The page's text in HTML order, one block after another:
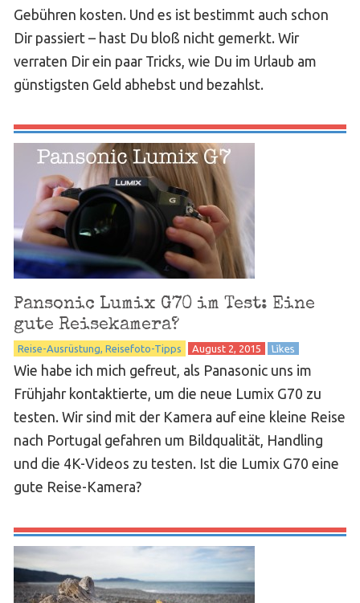
Gebühren kosten. Und es ist bestimmt auch schon
Dir passiert – hast Du bloß nicht gemerkt. Wir
verraten Dir ein paar Tricks, wie Du im Urlaub am
günstigsten Geld abhebst und bezahlst.
Pansonic Lumix G70 im Test: Eine
gute Reisekamera?
Reise-Ausrüstung Reisefoto-Tipps August 2, 2015 Likes
Wie habe ich mich gefreut, als Panasonic uns im
Frühjahr kontaktierte, um die neue Lumix G70 zu
testen. Wir sind mit der Kamera auf eine kleine Reise
nach Portugal gefahren um Bildqualität, Handling
und die 4K-Videos zu testen. Ist die Lumix G70 eine
gute Reise-Kamera?